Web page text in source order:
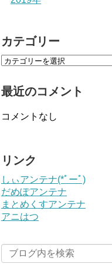
カテゴリー
最近のコメント
コメントなし
リンク
しぃアンテナ(*ﾟーﾟ)
だめぽアンテナ
まとめくすアンテナ
アニはつ